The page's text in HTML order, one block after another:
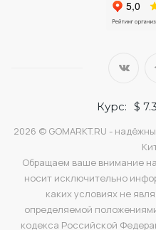
Курс: $
2026 © GOMARKT.RU -
Обращаем ваше внимание
носит исключительно
каких условиях не
определяемой
кодекса Российской